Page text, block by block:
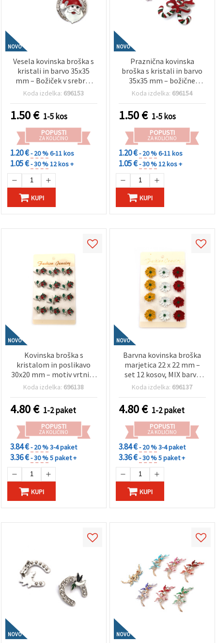
NOVO
Vesela kovinska broška s
kristali in barvo 35x35
mm – Božiček v srebrni
barvi, idealno za
oprave in božični pridih
Koda izdelka: 696153
1.50€ 1-5 kos
POPUSTI
ZA KOLIČINO
1.20 €- 20 %6-11 kos
1.05 €- 30 %12 kos +
KUPI
NOVO
Praznična kovinska
broška s kristali in barvo
35x35 mm – božične
sladkorne palčke v srebrni
praznična darila, zimske
videze in vesele dodatke
za ustvarjanje
Koda izdelka: 696154
1.50€ 1-5 kos
POPUSTI
ZA KOLIČINO
1.20 €- 20 %6-11 kos
1.05 €- 30 %12 kos +
KUPI
NOVO
Kovinska broška s
kristalom in poslikavo
30x20 mm – motiv vrtnice
v srebrni barvi, set 12
in elegantne dekoracije
DIY ustvarjanje
Koda izdelka: 696138
4.80€ 1-2 paket
POPUSTI
ZA KOLIČINO
3.84 €- 20 %3-4 paket
3.36 €- 30 %5 paket +
KUPI
NOVO
Barvna kovinska broška
marjetica 22 x 22 mm –
set 12 kosov, MIX barve
(asortirano), za
pomladno dekoracijo,
darila in modne dodatke
Koda izdelka: 696137
4.80€ 1-2 paket
POPUSTI
ZA KOLIČINO
3.84 €- 20 %3-4 paket
3.36 €- 30 %5 paket +
KUPI
NOVO NOVO